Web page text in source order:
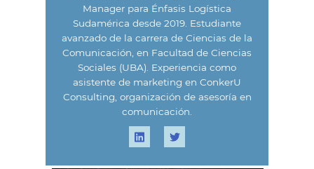
Manager para Énfasis Logística
Sudamérica desde 2019. Estudiante
avanzado de la carrera de Ciencias de la
Comunicación, en Facultad de Ciencias
Sociales (UBA). Experiencia como
asistente de marketing en ConkerU
Consulting, organización de asesoría en
comunicación.